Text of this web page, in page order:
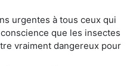
urgentes à tous ceux qui
que les insectes
vraiment dangereux pour